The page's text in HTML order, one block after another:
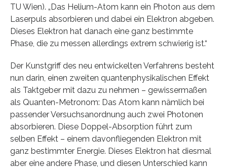
TU Wien). „Das Helium-Atom kann ein Photon aus dem
Laserpuls absorbieren und dabei ein Elektron abgeben.
Dieses Elektron hat danach eine ganz bestimmte
Phase, die zu messen allerdings extrem schwierig ist.“
Der Kunstgriff des neu entwickelten Verfahrens besteht
nun darin, einen zweiten quantenphysikalischen Effekt
als Taktgeber mit dazu zu nehmen – gewissermaßen
als Quanten-Metronom: Das Atom kann nämlich bei
passender Versuchsanordnung auch zwei Photonen
absorbieren. Diese Doppel-Absorption führt zum
selben Effekt – einem davonfliegenden Elektron mit
ganz bestimmter Energie. Dieses Elektron hat diesmal
aber eine andere Phase, und diesen Unterschied kann